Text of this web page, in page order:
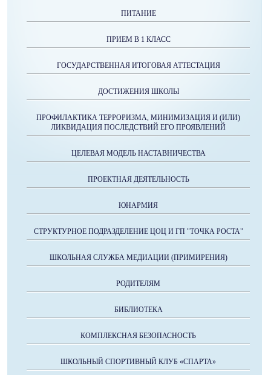
ПИТАНИЕ
ПРИЕМ В 1 КЛАСС
ГОСУДАРСТВЕННАЯ ИТОГОВАЯ АТТЕСТАЦИЯ
ДОСТИЖЕНИЯ ШКОЛЫ
ПРОФИЛАКТИКА ТЕРРОРИЗМА, МИНИМИЗАЦИЯ И (ИЛИ)
ЛИКВИДАЦИЯ ПОСЛЕДСТВИЙ ЕГО ПРОЯВЛЕНИЙ
ЦЕЛЕВАЯ МОДЕЛЬ НАСТАВНИЧЕСТВА
ПРОЕКТНАЯ ДЕЯТЕЛЬНОСТЬ
ЮНАРМИЯ
СТРУКТУРНОЕ ПОДРАЗДЕЛЕНИЕ ЦОЦ И ГП "ТОЧКА РОСТА"
ШКОЛЬНАЯ СЛУЖБА МЕДИАЦИИ (ПРИМИРЕНИЯ)
РОДИТЕЛЯМ
БИБЛИОТЕКА
КОМПЛЕКСНАЯ БЕЗОПАСНОСТЬ
ШКОЛЬНЫЙ СПОРТИВНЫЙ КЛУБ «СПАРТА»